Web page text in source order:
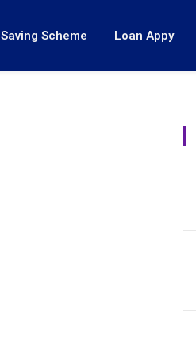
Saving Scheme Loan Appy